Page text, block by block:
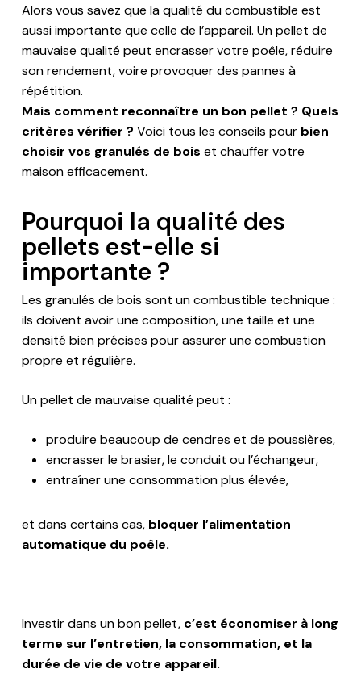
Alors vous savez que la qualité du combustible est
aussi importante que celle de l’appareil. Un pellet de
mauvaise qualité peut encrasser votre poêle, réduire
son rendement, voire provoquer des pannes à
répétition.
Mais comment reconnaître un bon pellet ? Quels
critères vérifier ? Voici tous les conseils pour bien
choisir vos granulés de bois et chauffer votre
maison efficacement.
Pourquoi la qualité des
pellets est-elle si
importante ?
Les granulés de bois sont un combustible technique :
ils doivent avoir une composition, une taille et une
densité bien précises pour assurer une combustion
propre et régulière.
Un pellet de mauvaise qualité peut :
produire beaucoup de cendres et de poussières,
encrasser le brasier, le conduit ou l’échangeur,
entraîner une consommation plus élevée,
et dans certains cas, bloquer l’alimentation
automatique du poêle.
Investir dans un bon pellet, c’est économiser à long
terme sur l’entretien, la consommation, et la
durée de vie de votre appareil.